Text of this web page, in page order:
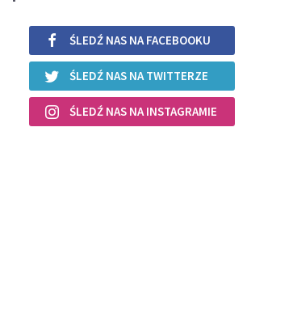
ŚLEDŹ NAS NA FACEBOOKU
ŚLEDŹ NAS NA TWITTERZE
ŚLEDŹ NAS NA INSTAGRAMIE